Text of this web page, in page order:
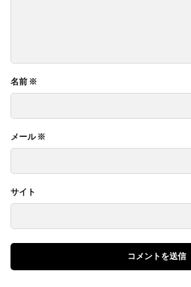
名前 ※
メール※
サイト